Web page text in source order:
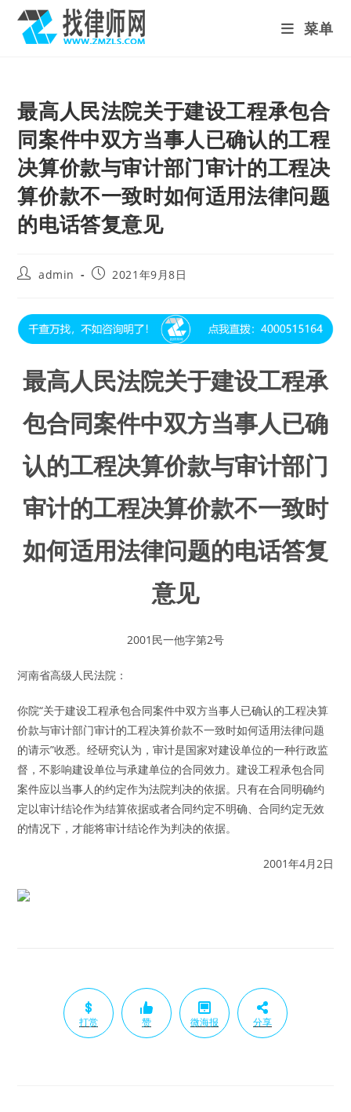
content
菜单
最高人民法院关于建设工程承包合
同案件中双方当事人已确认的工程
决算价款与审计部门审计的工程决
算价款不一致时如何适用法律问题
的电话答复意见
Postadmin
Post2021年9月8日
最高人民法院关于建设工程承
包合同案件中双方当事人已确
认的工程决算价款与审计部门
审计的工程决算价款不一致时
如何适用法律问题的电话答复
意见
2001民一他字第2号
河南省高级人民法院：
你院“关于建设工程承包合同案件中双方当事人已确认的工程决算
价款与审计部门审计的工程决算价款不一致时如何适用法律问题
的请示”收悉。经研究认为，审计是国家对建设单位的一种行政监
督，不影响建设单位与承建单位的合同效力。建设工程承包合同
案件应以当事人的约定作为法院判决的依据。只有在合同明确约
定以审计结论作为结算依据或者合同约定不明确、合同约定无效
的情况下，才能将审计结论作为判决的依据。
2001年4月2日
打赏 赞 微海报 分享